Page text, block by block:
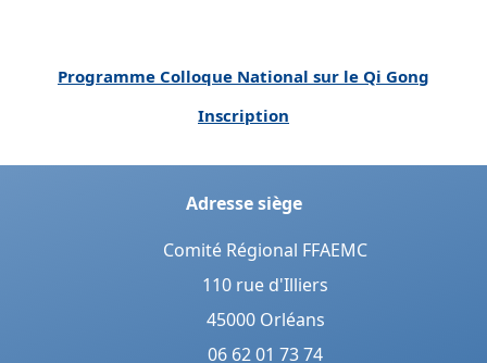
Programme Colloque National sur le Qi Gong
Inscription
Adresse siège
Comité Régional FFAEMC
110 rue d'Illiers
45000 Orléans
06 62 01 73 74